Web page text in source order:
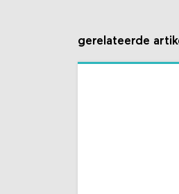
gerelateerde